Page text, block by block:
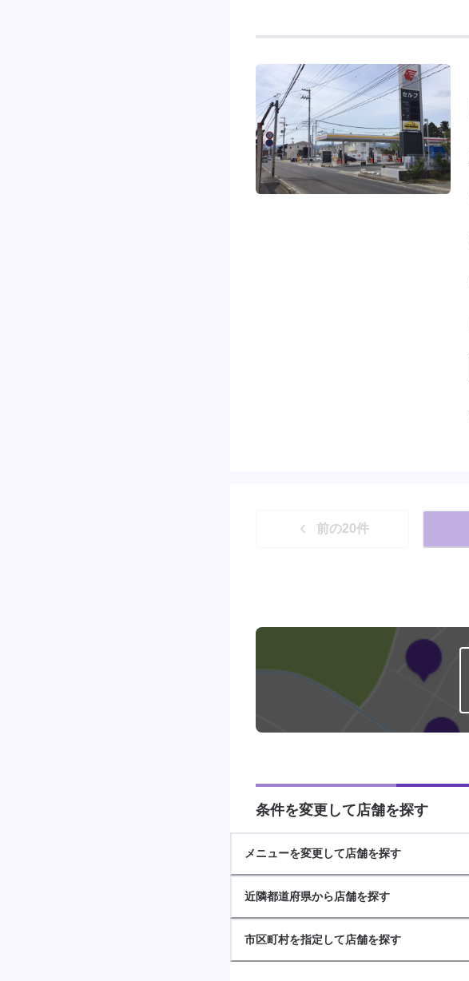
前の20件
条件を変更して店舗を探す
メニューを変更して店舗を探す
近隣都道府県から店舗を探す
市区町村を指定して店舗を探す